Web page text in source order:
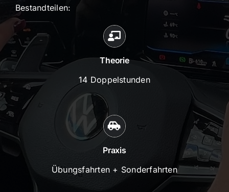
Bestandteilen:
Theorie
14 Doppelstunden
Praxis
Übungsfahrten + Sonderfahrten